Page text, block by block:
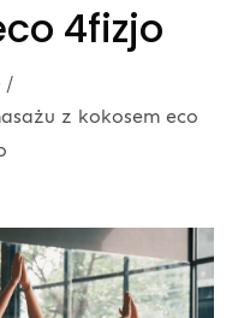
4fizjo
z kokosem eco